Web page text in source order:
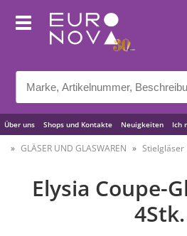
Über uns Shops und Kontakte Neuigkeiten Ich
Nützliche Tipps
GLÄSER UND GLASWAREN Stielgläser
Elysia Coupe-
4Stk.